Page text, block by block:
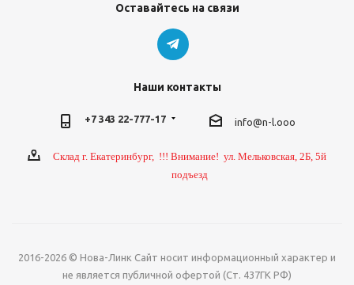
Оставайтесь на связи
Наши контакты
+7 343 22-777-17 info@n-l.ooo
Склад г. Екатеринбург, !!! Внимание! ул. Мельковская, 2Б, 5й
подъезд
2016-2026 © Нова-Линк Сайт носит информационный характер и
не является публичной офертой (Ст. 437ГК РФ)